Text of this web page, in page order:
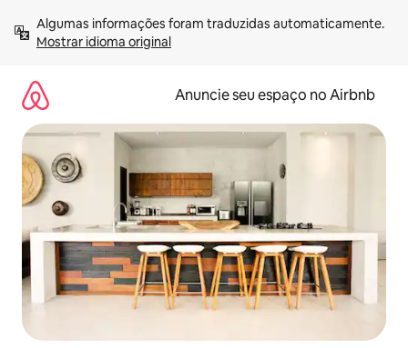
para
Mostrar idioma original
Anuncie seu espaço no Airbnb